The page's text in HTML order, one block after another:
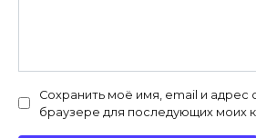
Сохранить моё имя, email и адрес
браузере для последующих моих